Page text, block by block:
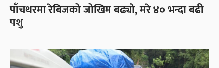
पाँचथरमा रेबिजको जोखिम बढ्यो, मरे ४० भन्दा बढी
पशु